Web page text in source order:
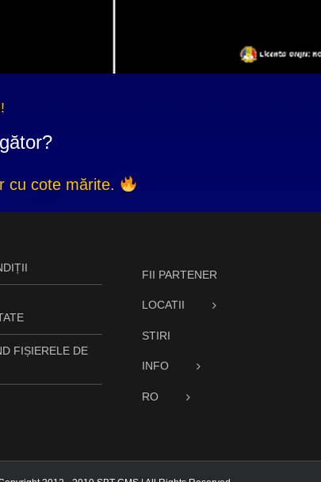
cu cote mărite.
FIȘIERELE DE
FII PARTENER
LOCATII
STIRI
INFO
RO